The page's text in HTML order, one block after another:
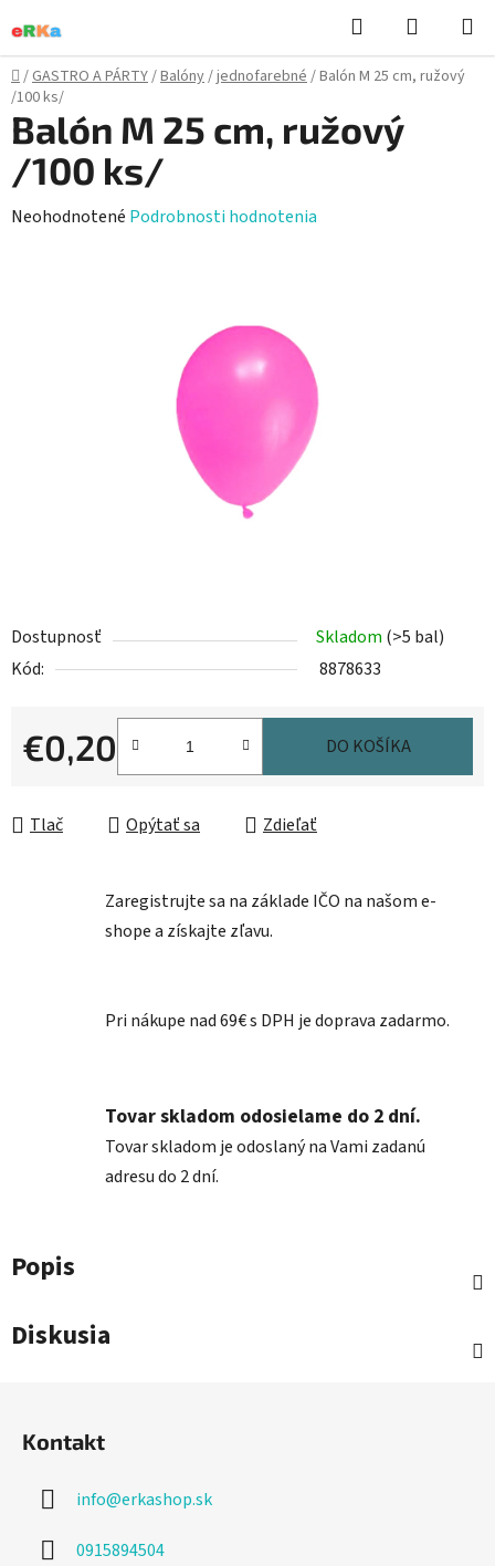
na
obsah
Hľadať
KOŠÍK
Domov
/GASTRO A PÁRTY/Balóny/jednofarebné/Balón M 25 cm, ružový
/100 ks/
Dostupnosť Skladom (>5 bal)
Kód:
8878633
€0,20
Jednotková cena:
DO KOŠÍKA
Tlač Opýtať sa Zdieľať
Balón M 25 cm, ružový
/100 ks/
Priemerné
Neohodnotené Podrobnosti hodnotenia
Zaregistrujte sa na základe IČO na našom e-
shope a získajte zľavu.
Pri nákupe nad 69€ s DPH je doprava zadarmo.
Tovar skladom odosielame do 2 dní.
Tovar skladom je odoslaný na Vami zadanú
adresu do 2 dní.
Popis
Diskusia
Kontakt
info@erkashop.sk
0915894504